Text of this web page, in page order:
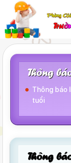
Thông
Thông báo
tuổi
Thông